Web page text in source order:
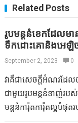
Related Posts
រូបមន្តនំខេកដែល
ទឹកដោះគោនិងអេឡិ
September 2, 2023 0
វាគឺជាសេចក្តីអំណរដែល
ជាមួយរូបមន្តនំខាញ់រប
មន្តនំការ៉ុតការ៉ុតល្អបំផុ